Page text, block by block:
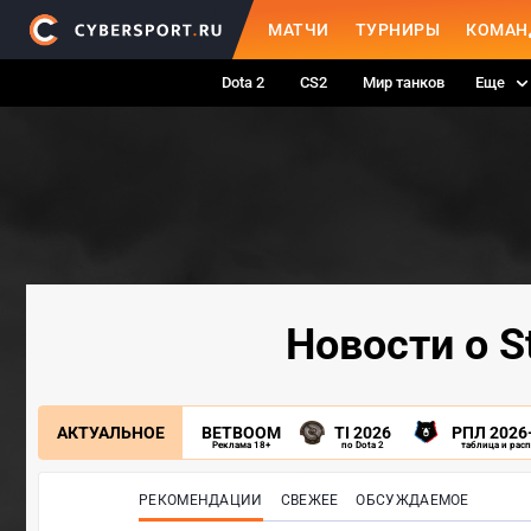
МАТЧИ ТУРНИРЫ
Dota 2 CS2 Мир танков Еще
Новости о
АКТУАЛЬНОЕ BETBOOM
Реклама 18+
TI 2026
по Dota 2
РПЛ
таблица и
РЕКОМЕНДАЦИИ СВЕЖЕЕ ОБСУЖДАЕМОЕ